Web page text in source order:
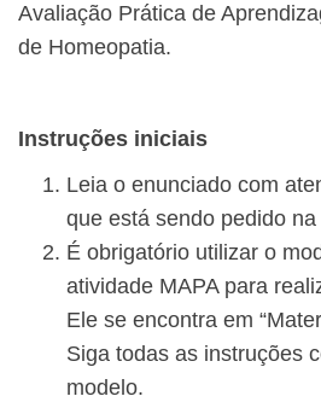
Avaliação Prática de
de Homeopatia.
Instruções iniciais
Leia o enunciado com
que está sendo pedido
É obrigatório utilizar o
atividade MAPA para
Ele se encontra em
Siga todas as instruções
modelo.